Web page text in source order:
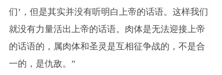
们’，但是其实并没有听明白上帝的话语。这样我们
就没有力量活出上帝的话语。肉体是无法迎接上帝
的话语的，属肉体和圣灵是互相征争战的，不是合
一的，是仇敌。”